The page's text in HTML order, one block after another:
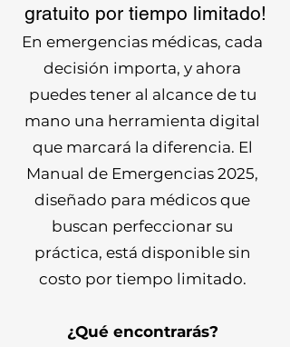
gratuito por tiempo limitado!
En emergencias médicas, cada
decisión importa, y ahora
puedes tener al alcance de tu
mano una herramienta digital
que marcará la diferencia. El
Manual de Emergencias 2025,
diseñado para médicos que
buscan perfeccionar su
práctica, está disponible sin
costo por tiempo limitado.
¿Qué encontrarás?